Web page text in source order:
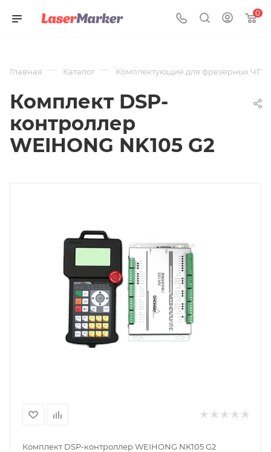
0
Комплект DSP-
контроллер
WEIHONG NK105 G2
Главная — Каталог — Комплектующие для фрезерных ЧПУ
Комплект DSP-контроллер WEIHONG NK105 G2